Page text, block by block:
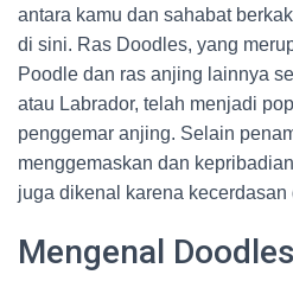
antara kamu dan sahabat
di sini. Ras Doodles, yang
Poodle dan ras anjing lainnya
atau Labrador, telah menjadi
penggemar anjing. Selain
menggemaskan dan
juga dikenal karena kecerdasan
Mengenal